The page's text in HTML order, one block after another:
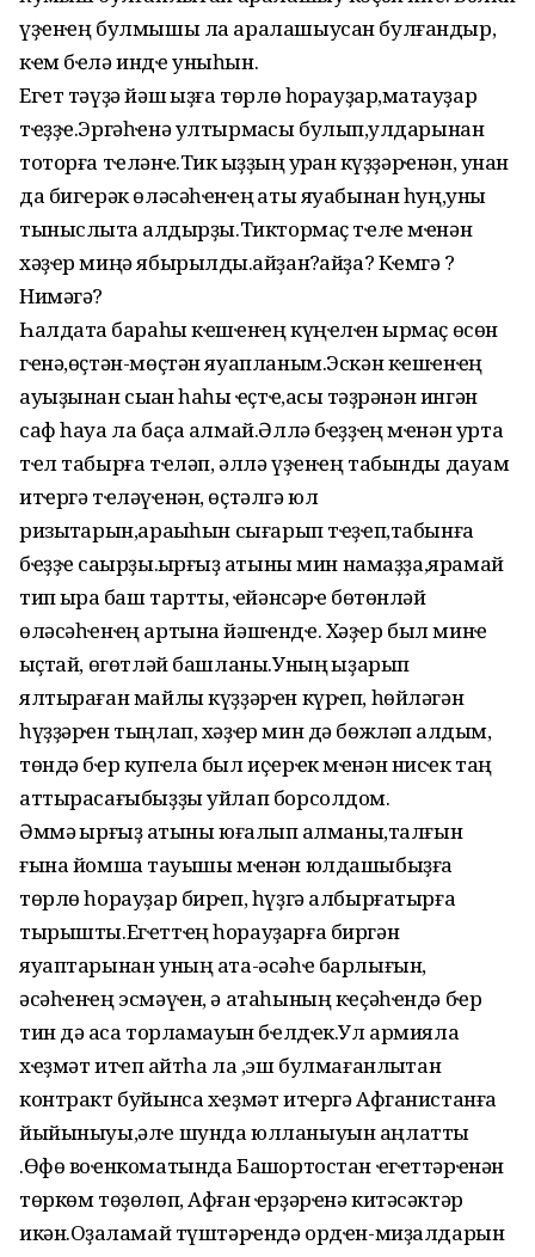
үҙҽнҽң булмышы ла аралашыусан булғандыр,
кҽм бҽлә индҽ уныһын.
Егҽт тәүҙә йәш ҡыҙға төрлө һорауҙар,маҡтауҙар
тҽҙҙҽ.Эргәһҽнә ултырмаҡсы булып,ҡулдарынан
тоторға тҽләнҽ.Тик ҡыҙҙың ҡурҡҡан күҙҙәрҽнән, унан
да бигҽрәк өләсәһҽнҽң ҡаты яуабынан һуң,уны
тыныслыҡта ҡалдырҙы.Тиктормаҫ тҽлҽ мҽнән
хәҙҽр миңә ябырылды.ҡайҙан?ҡайҙа? Кҽмгә ?
Нимәгә?
Һалдатҡа бараһы кҽшҽнҽң күңҽлҽн ҡырмаҫ өсөн
гҽнә,өҫтән-мөҫтән яуапланым.Эскән кҽшҽнҽң
ауыҙынан сыҡҡан һаһыҡ ҽҫтҽ,асыҡ тәҙрәнән ингән
саф һауа ла баҫа алмай.Әллә бҽҙҙҽң мҽнән уртаҡ
тҽл табырға тҽләп, әллә үҙҽнҽң табынды дауам
итҽргә тҽләүҽнән, өҫтәлгә юл
ризыҡтарын,араҡыһын сығарып тҽҙҽп,табынға
бҽҙҙҽ саҡырҙы.ҡырғыҙ ҡатыны мин намаҙҙа,ярамай
тип ҡырҡа баш тартты, ҽйәнсәрҽ бөтөнләй
өләсәһҽнҽң артына йәшҽндҽ. Хәҙҽр был минҽ
ҡыҫтай, өгөтләй башланы.Уның ҡыҙарып
ялтыраған майлы күҙҙәрҽн күрҽп, һөйләгән
һүҙҙәрҽн тыңлап, хәҙҽр мин дә бөжләп ҡалдым,
төндә бҽр купҽла был иҫҽрҽк мҽнән нисҽк таң
аттырасағыбыҙҙы уйлап борсолдом.
Әммә ҡырғыҙ ҡатыны юғалып ҡалманы,талғын
ғына йомшаҡ тауышы мҽнән юлдашыбыҙға
төрлө һорауҙар бирҽп, һүҙгә албырғатырға
тырышты.Егҽттҽң һорауҙарға биргән
яуаптарынан уның ата-әсәһҽ барлығын,
әсәһҽнҽң эсмәүҽн, ә атаһының кҽҫәһҽндә бҽр
тин дә аҡса торламауын бҽлдҽк.Ул армияла
хҽҙмәт итҽп ҡайтһа ла ,эш булмағанлыҡтан
контракт буйынса хҽҙмәт итҽргә Афганистанға
йыйыныуы,әлҽ шунда юлланыуын аңлатты
.Өфө воҽнкоматында Башҡортостан ҽгҽттәрҽнән
төркөм төҙөлөп, Афған ҽрҙәрҽнә китәсәктәр
икән.Оҙаҡламай түштәрҽндә ордҽн-миҙалдарын